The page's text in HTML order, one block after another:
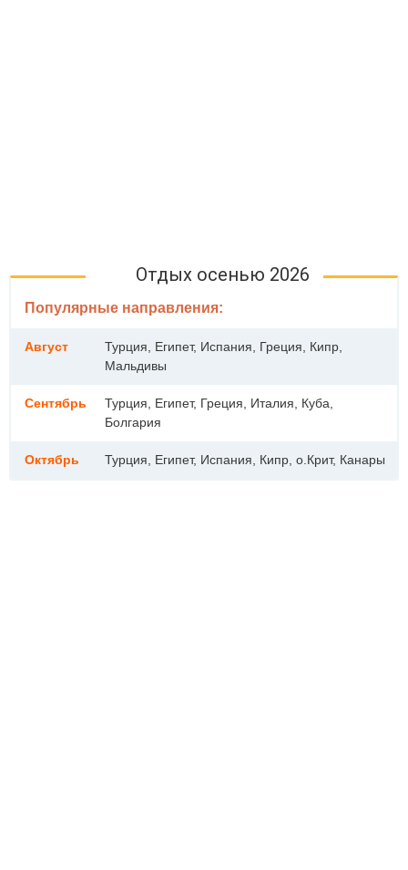
Отдых осенью 2026
Популярные направления:
Август
Турция, Египет, Испания, Греция, Кипр,
Мальдивы
Сентябрь
Турция, Египет, Греция, Италия, Куба,
Болгария
Октябрь Турция, Египет, Испания, Кипр, о.Крит, Канары